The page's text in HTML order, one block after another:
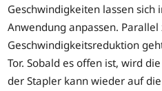
Geschwindigkeiten lassen
Anwendung anpassen. Parallel
Geschwindigkeitsreduktion
Tor. Sobald es offen ist, wird
der Stapler kann wieder auf